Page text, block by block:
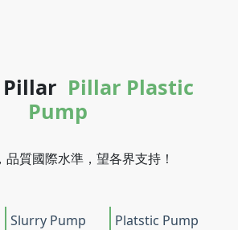
Pillar Plastic
Pump
品質國際水準，望各界支持！
Slurry Pump Platstic Pump